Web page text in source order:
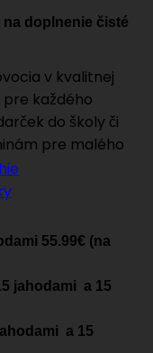
na doplnenie čisté
v kvalitnej
každého
do školy či
pre malého
55.99€ (na
jahodami a 15
a 15